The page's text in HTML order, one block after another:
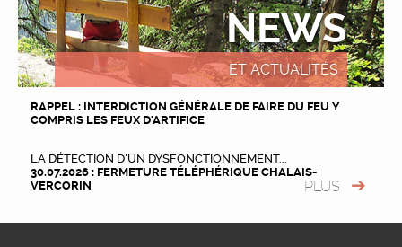
NEWS
ET ACTUALITÉS
RAPPEL : INTERDICTION GÉNÉRALE DE FAIRE DU FEU Y
COMPRIS LES FEUX D'ARTIFICE
LA DÉTECTION D’UN DYSFONCTIONNEMENT...
30.07.2026 : FERMETURE TÉLÉPHÉRIQUE CHALAIS-
VERCORIN
PLUS